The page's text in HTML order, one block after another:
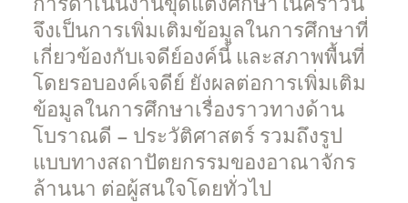
จึงเป็นการเพิ่มเติมข้อมูลในการศึกษาที่
เกี่ยวข้องกับเจดีย์องค์นี้ และสภาพพื้นที่
โดยรอบองค์เจดีย์ ยังผลต่อการเพิ่มเติม
ข้อมูลในการศึกษาเรื่องราวทางด้าน
โบราณดี – ประวัติศาสตร์ รวมถึงรูป
แบบทางสถาปัตยกรรมของอาณาจักร
ล้านนา ต่อผู้สนใจโดยทั่วไป